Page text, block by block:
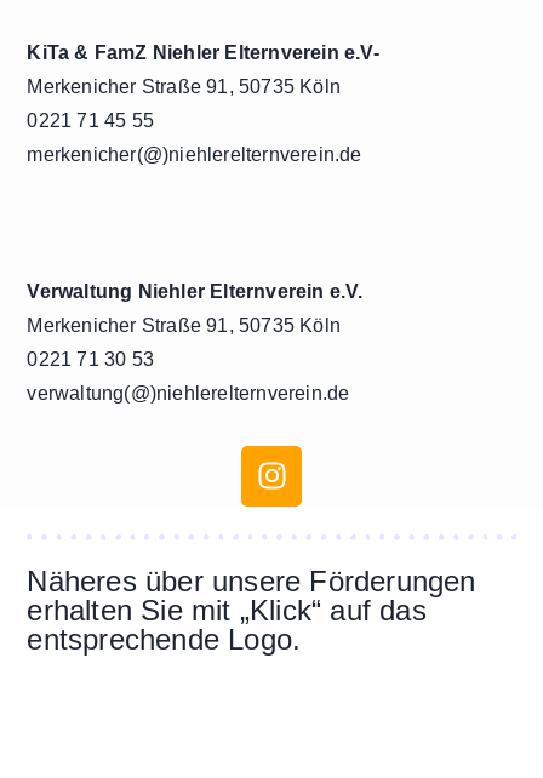
KiTa & FamZ Niehler Elternverein e.V-
Merkenicher Straße 91, 50735 Köln
0221 71 45 55
merkenicher(@)niehlerelternverein.de
Verwaltung Niehler Elternverein e.V.
Merkenicher Straße 91, 50735 Köln
0221 71 30 53
verwaltung(@)niehlerelternverein.de
Näheres über unsere Förderungen
erhalten Sie mit „Klick“ auf das
entsprechende Logo.